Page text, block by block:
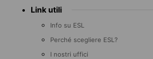
Link utili
Info su ESL
Perché scegliere ESL?
I nostri uffici